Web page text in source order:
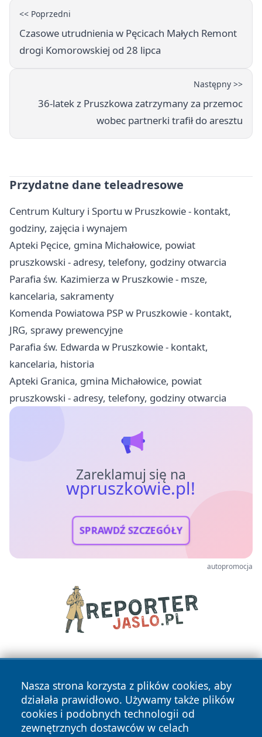
<< Poprzedni
Czasowe utrudnienia w Pęcicach Małych Remont
drogi Komorowskiej od 28 lipca
Następny >>
36-latek z Pruszkowa zatrzymany za przemoc
wobec partnerki trafił do aresztu
Przydatne dane teleadresowe
Centrum Kultury i Sportu w Pruszkowie - kontakt,
godziny, zajęcia i wynajem
Apteki Pęcice, gmina Michałowice, powiat
pruszkowski - adresy, telefony, godziny otwarcia
Parafia św. Kazimierza w Pruszkowie - msze,
kancelaria, sakramenty
Komenda Powiatowa PSP w Pruszkowie - kontakt,
JRG, sprawy prewencyjne
Parafia św. Edwarda w Pruszkowie - kontakt,
kancelaria, historia
Apteki Granica, gmina Michałowice, powiat
pruszkowski - adresy, telefony, godziny otwarcia
Zareklamuj się na
wpruszkowie.pl!
SPRAWDŹ SZCZEGÓŁY
autopromocja
Nasza strona korzysta z plików cookies, aby
działała prawidłowo. Używamy także plików
cookies i podobnych technologii od
zewnętrznych dostawców w celach
Copyright © 2026 wpruszkowie.pl Wszystkie prawa